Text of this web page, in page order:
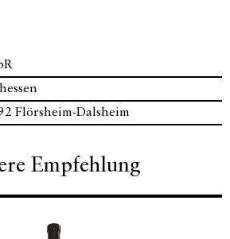
Flörsheim-Dalsheim
Empfehlung